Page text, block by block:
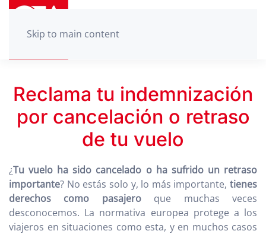
Skip to main content
Reclama tu indemnización
por cancelación o retraso
de tu vuelo
¿Tu vuelo ha sido cancelado o ha sufrido un retraso
importante? No estás solo y, lo más importante, tienes
derechos como pasajeroque muchas veces
desconocemos. La normativa europea protege a los
viajeros en situaciones como esta, y en muchos casos